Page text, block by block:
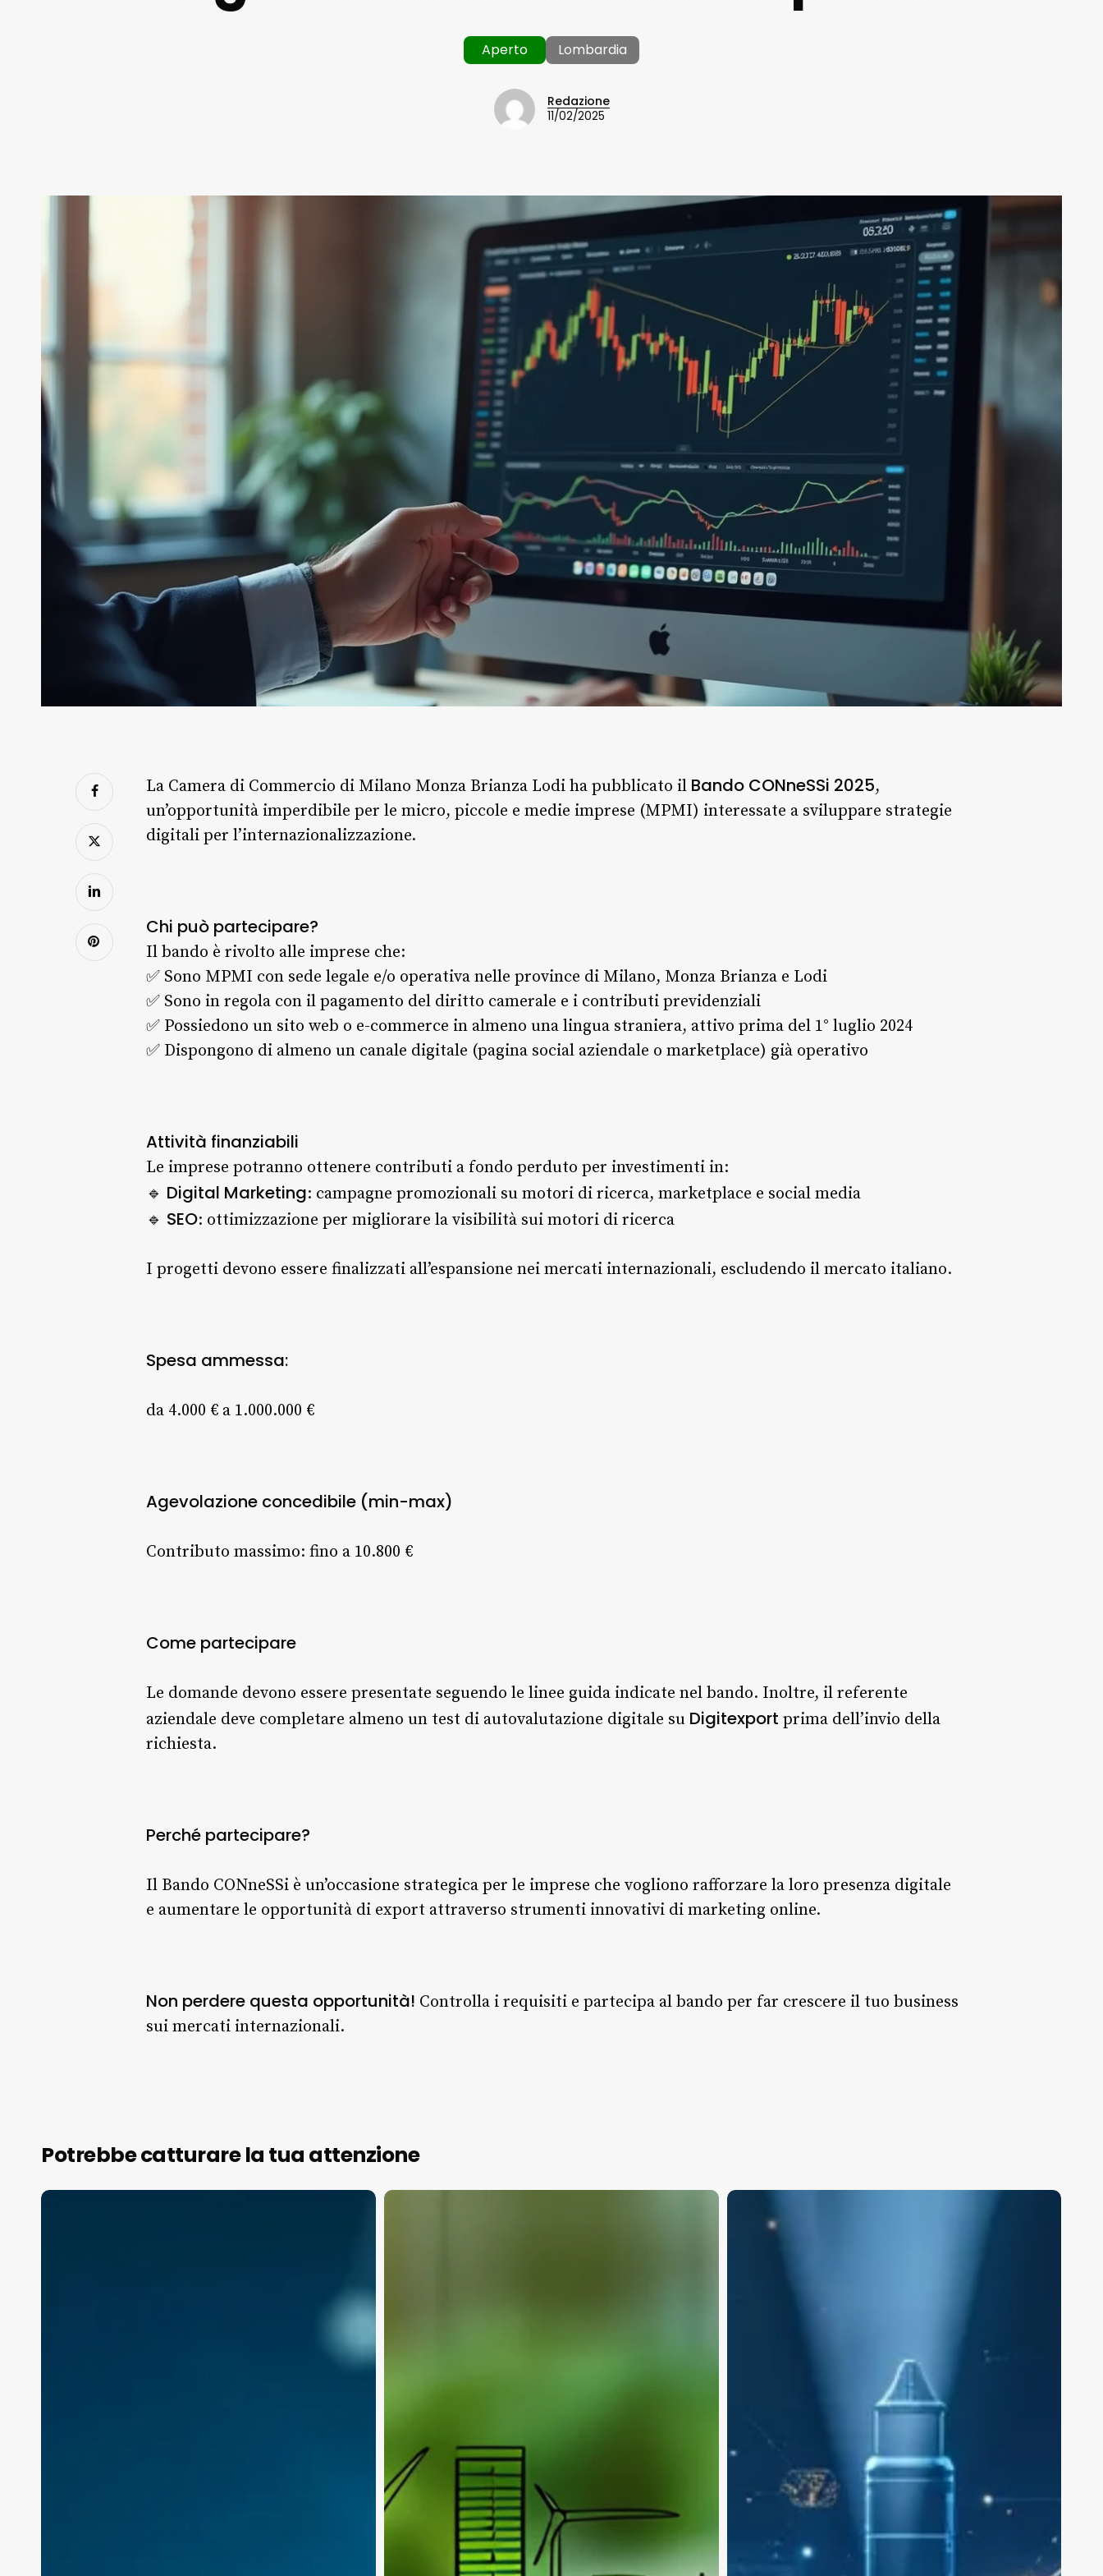
Aperto Lombardia
Redazione
11/02/2025
La Camera di Commercio di Milano Monza Brianza Lodi ha pubblicato il Bando CONneSSi 2025,
un’opportunità imperdibile per le micro, piccole e medie imprese (MPMI) interessate a sviluppare strategie
digitali per l’internazionalizzazione.
Chi può partecipare?
Il bando è rivolto alle imprese che:
✅ Sono MPMI con sede legale e/o operativa nelle province di Milano, Monza Brianza e Lodi
✅ Sono in regola con il pagamento del diritto camerale e i contributi previdenziali
✅ Possiedono un sito web o e-commerce in almeno una lingua straniera, attivo prima del 1° luglio 2024
✅ Dispongono di almeno un canale digitale (pagina social aziendale o marketplace) già operativo
Attività finanziabili
Le imprese potranno ottenere contributi a fondo perduto per investimenti in:
🔹 Digital Marketing: campagne promozionali su motori di ricerca, marketplace e social media
🔹 SEO: ottimizzazione per migliorare la visibilità sui motori di ricerca
I progetti devono essere finalizzati all’espansione nei mercati internazionali, escludendo il mercato italiano.
Spesa ammessa:
da 4.000 € a 1.000.000 €
Agevolazione concedibile (min-max)
Contributo massimo: fino a 10.800 €
Come partecipare
Le domande devono essere presentate seguendo le linee guida indicate nel bando. Inoltre, il referente
aziendale deve completare almeno un test di autovalutazione digitale su Digitexport prima dell’invio della
richiesta.
Perché partecipare?
Il Bando CONneSSi è un’occasione strategica per le imprese che vogliono rafforzare la loro presenza digitale
e aumentare le opportunità di export attraverso strumenti innovativi di marketing online.
Non perdere questa opportunità! Controlla i requisiti e partecipa al bando per far crescere il tuo business
sui mercati internazionali.
Potrebbe catturare la tua attenzione
innovazioni
Navigazione
Sostenibilità
Rubriche
Calendario
Cybersecurity